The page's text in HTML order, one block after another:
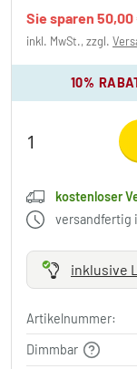
Sie sparen 50,00
inkl. MwSt., zzgl.
10%
kostenloser
versandfertig
inklusive
Artikelnummer:
Dimmbar